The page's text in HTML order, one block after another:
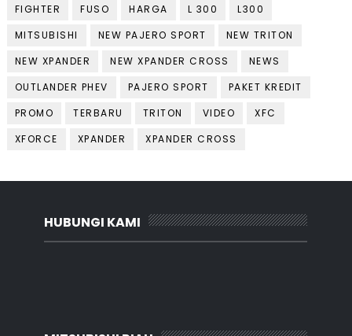
FIGHTER
FUSO HARGA L 300
L300
MITSUBISHI
NEW PAJERO SPORT
NEW TRITON
NEW XPANDER
NEW XPANDER CROSS
NEWS
OUTLANDER PHEV
PAJERO SPORT
PAKET KREDIT
PROMO
TERBARU TRITON VIDEO
XFC
XFORCE
XPANDER XPANDER CROSS
HUBUNGI KAMI